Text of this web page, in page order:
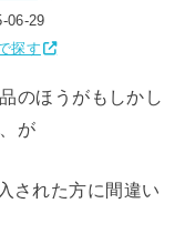
06-29
探す
のほうがもしかし
が
された方に間違い